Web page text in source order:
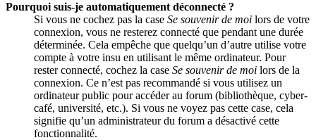
Pourquoi suis-je automatiquement déconnecté ?
Si vous ne cochez pas la case Se souvenir de moi lors de votre
connexion, vous ne resterez connecté que pendant une durée
déterminée. Cela empêche que quelqu’un d’autre utilise votre
compte à votre insu en utilisant le même ordinateur. Pour
rester connecté, cochez la case Se souvenir de moi lors de la
connexion. Ce n’est pas recommandé si vous utilisez un
ordinateur public pour accéder au forum (bibliothèque, cyber-
café, université, etc.). Si vous ne voyez pas cette case, cela
signifie qu’un administrateur du forum a désactivé cette
fonctionnalité.